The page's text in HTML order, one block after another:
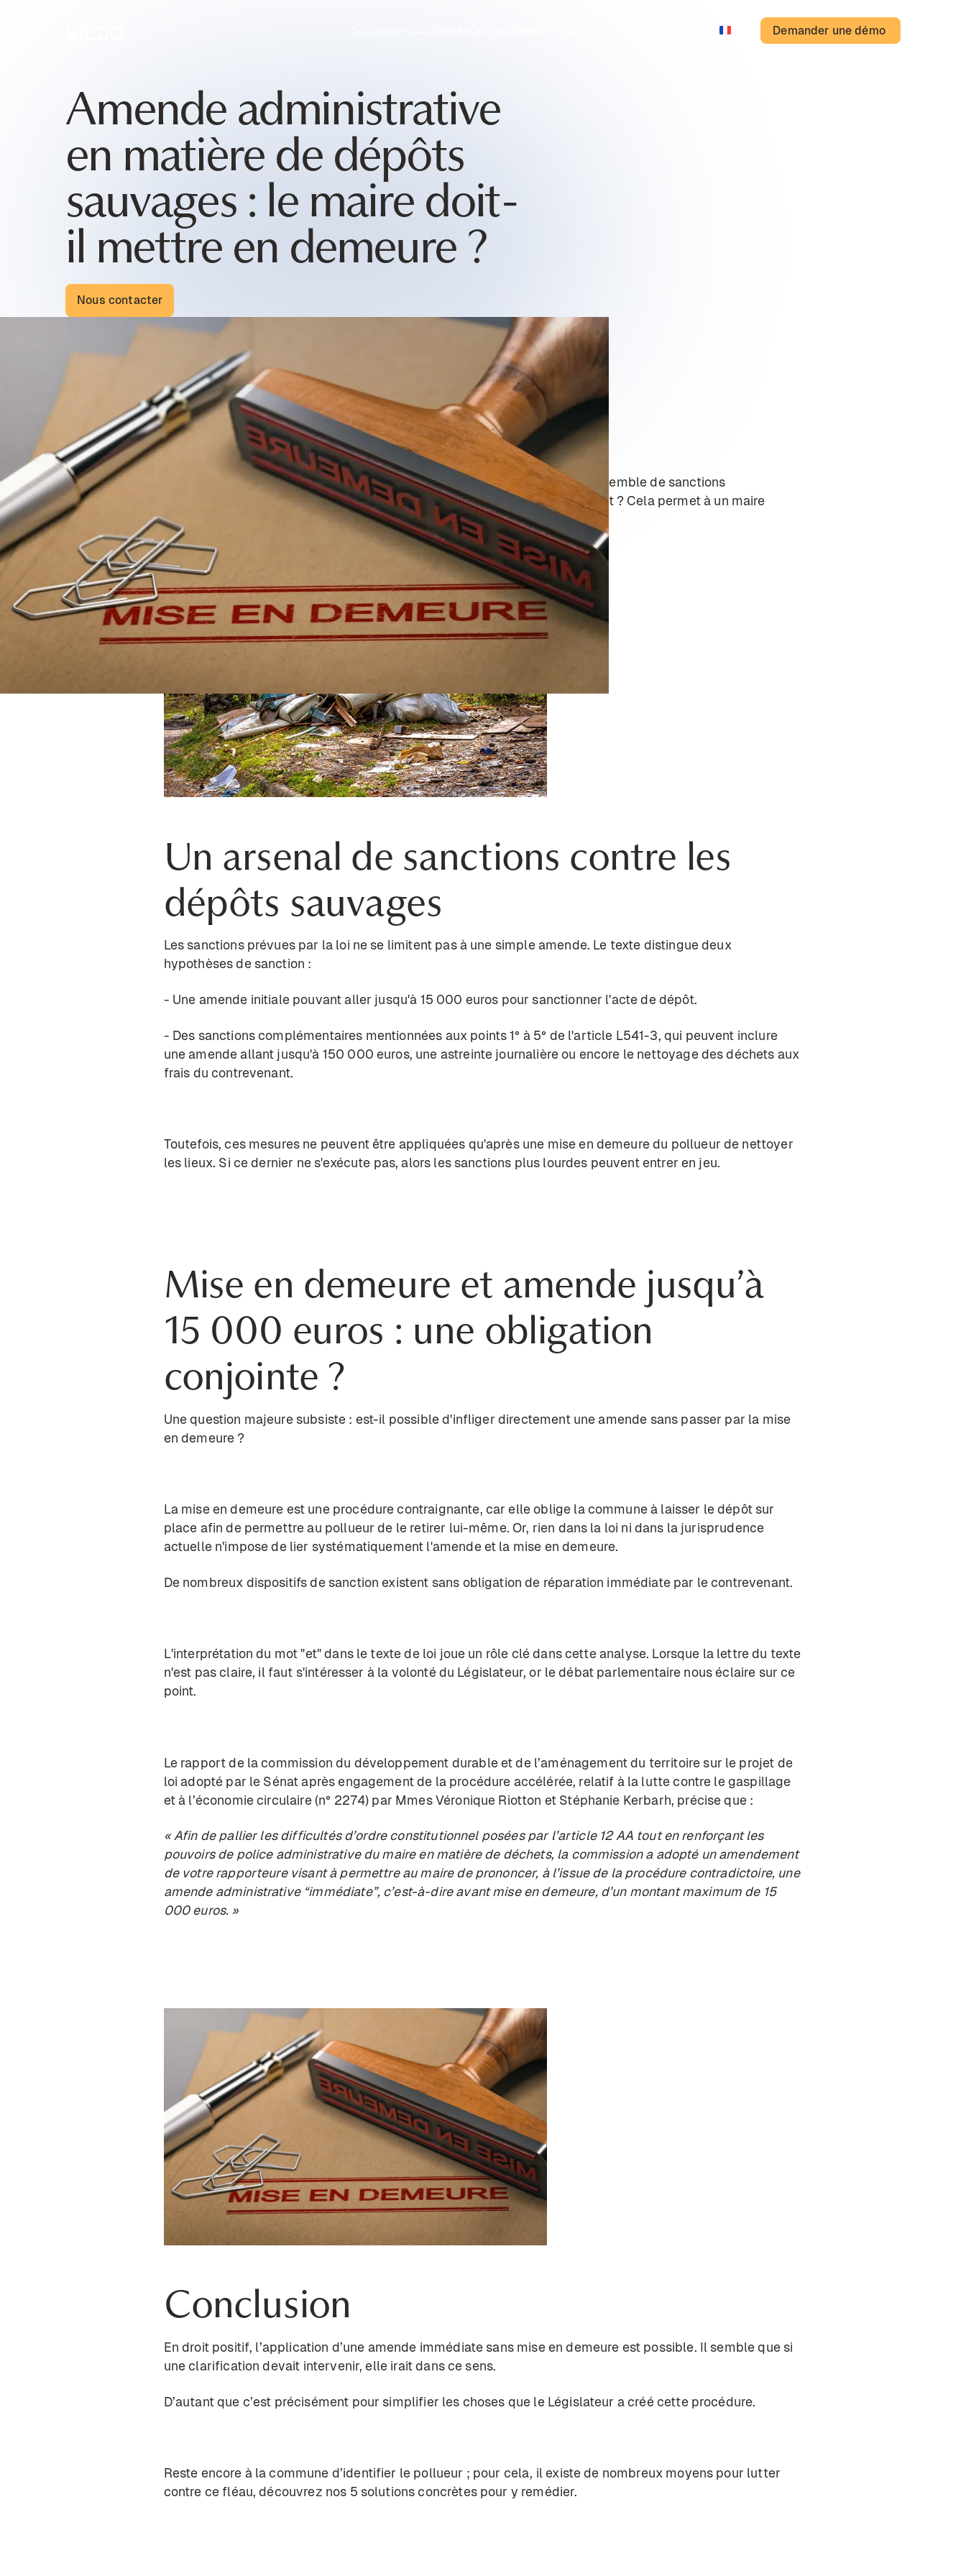
Demander une démo
Amende administrative
en matière de dépôts
sauvages : le maire doit-
il mettre en demeure ?
Nous contacter
Le Code de l'environnement, via son article L541-3, offre aux maires un ensemble de sanctions
administratives pour lutter contre lesdépôts sauvages de déchets
. L’intérêt ? Cela permet à un maire
d’agir directement pour la salubrité publique de son territoire.
Un arsenal de sanctions contre les
dépôts sauvages
Les sanctions prévues par la loi ne se limitent pas à une simple amende. Le texte distingue deux
hypothèses de sanction :
- Une amende initiale pouvant aller jusqu'à 15 000 euros pour sanctionner l'acte de dépôt.
- Des sanctions complémentaires mentionnées aux points 1° à 5° de l'article L541-3, qui peuvent inclure
une amende allant jusqu'à 150 000 euros, une astreinte journalière ou encore le nettoyage des déchets aux
frais du contrevenant.
Toutefois, ces mesures ne peuvent être appliquées qu'après une mise en demeure du pollueur de nettoyer
les lieux. Si ce dernier ne s'exécute pas, alors les sanctions plus lourdes peuvent entrer en jeu.
Mise en demeure et amende jusqu’à
15 000 euros : une obligation
conjointe ?
Une question majeure subsiste : est-il possible d'infliger directement une amende sans passer par la mise
en demeure ?
La mise en demeure est une procédure contraignante, car elle oblige la commune à laisser le dépôt sur
place afin de permettre au pollueur de le retirer lui-même. Or, rien dans la loi ni dans la jurisprudence
actuelle n'impose de lier systématiquement l'amende et la mise en demeure.
De nombreux dispositifs de sanction existent sans obligation de réparation immédiate par le contrevenant.
L'interprétation du mot "et" dans le texte de loi joue un rôle clé dans cette analyse. Lorsque la lettre du texte
n'est pas claire, il faut s'intéresser à la volonté du Législateur, or le débat parlementaire nous éclaire sur ce
point.
Le rapport de la commission du développement durable et de l’aménagement du territoire sur le projet de
loi adopté par le Sénat après engagement de la procédure accélérée, relatif à la lutte contre le gaspillage
et à l’économie circulaire (n° 2274) par Mmes Véronique Riotton et Stéphanie Kerbarh, précise que :
« Afin de pallier les difficultés d’ordre constitutionnel posées par l’article 12 AA tout en renforçant les
pouvoirs de police administrative du maire en matière de déchets, la commission a adopté un amendement
de votre rapporteure visant à permettre au maire de prononcer, à l’issue de la procédure contradictoire, une
amende administrative “immédiate”, c’est-à-dire avant mise en demeure, d’un montant maximum de 15
000 euros. »
Conclusion
En droit positif, l’application d’une amende immédiate sans mise en demeure est possible. Il semble que si
une clarification devait intervenir, elle irait dans ce sens.
D’autant que c’est précisément pour simplifier les choses que le Législateur a créé cette procédure.
Reste encore à la commune d’identifier le pollueur ; pour cela, il existe de nombreux moyens pour lutter
contre ce fléau, découvrez nos 5 solutions concrètes pour y remédier.